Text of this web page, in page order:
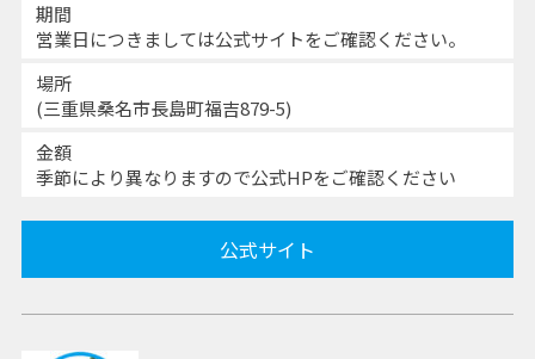
期間
営業日につきましては公式サイトをご確認ください。
場所
(三重県桑名市長島町福吉879-5)
金額
季節により異なりますので公式HPをご確認ください
公式サイト